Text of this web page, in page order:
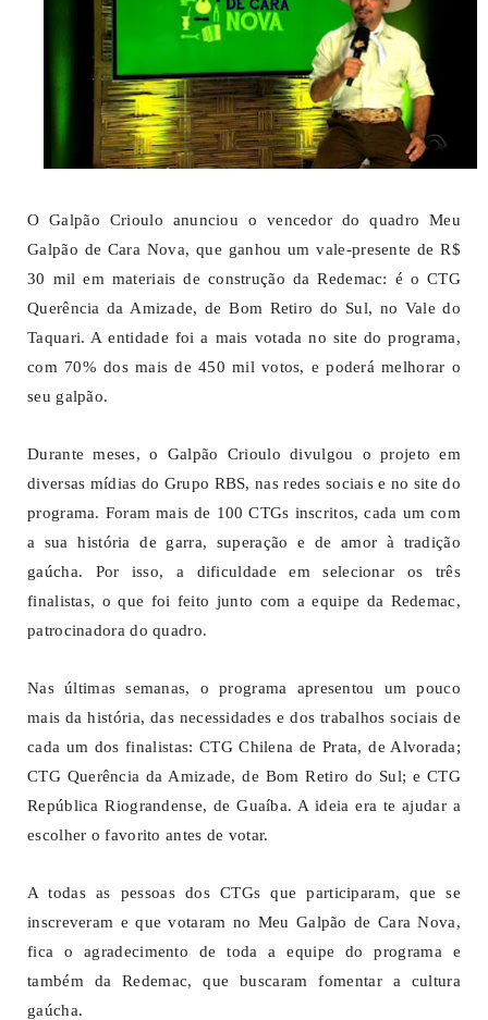
O Galpão Crioulo anunciou o vencedor do quadro Meu
Galpão de Cara Nova, que ganhou um vale-presente de R$
30 mil em materiais de construção da Redemac: é o CTG
Querência da Amizade, de Bom Retiro do Sul, no Vale do
Taquari. A entidade foi a mais votada no site do programa,
com 70% dos mais de 450 mil votos, e poderá melhorar o
seu galpão.
Durante meses, o Galpão Crioulo divulgou o projeto em
diversas mídias do Grupo RBS, nas redes sociais e no site do
programa. Foram mais de 100 CTGs inscritos, cada um com
a sua história de garra, superação e de amor à tradição
gaúcha. Por isso, a dificuldade em selecionar os três
finalistas, o que foi feito junto com a equipe da Redemac,
patrocinadora do quadro.
Nas últimas semanas, o programa apresentou um pouco
mais da história, das necessidades e dos trabalhos sociais de
cada um dos finalistas: CTG Chilena de Prata, de Alvorada;
CTG Querência da Amizade, de Bom Retiro do Sul; e CTG
República Riograndense, de Guaíba. A ideia era te ajudar a
escolher o favorito antes de votar.
A todas as pessoas dos CTGs que participaram, que se
inscreveram e que votaram no Meu Galpão de Cara Nova,
fica o agradecimento de toda a equipe do programa e
também da Redemac, que buscaram fomentar a cultura
gaúcha.